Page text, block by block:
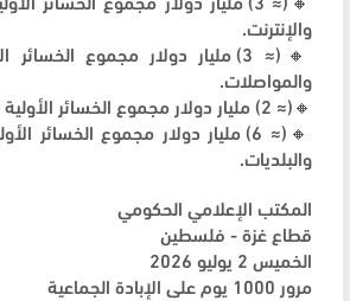
والإنترنت.
🔸(≈ 3) مليار دولار مجموع
والمواصلات.
🔸(≈ 2) مليار دولار مجموع الخسائر الأولية لقطاع الكهرباء.
🔸(≈ 6) مليار دولار مجموع الخسائر
والبلديات.
المكتب الإعلامي الحكومي
قطاع غزة - فلسطين
الخميس 2 يوليو 2026
مرور 1000 يوم على الإبادة الجماعية